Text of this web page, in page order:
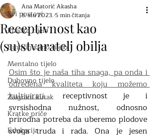
Svi postovi
Fizičko tijelo
Emocionalno tijelo
Mentalno tijelo
Duhovno tijelo
Zaigrani kutak
Kratke priče
Edukacija
Receptivnost kao
(su)stvaratelj obilja
Ana Matorić Akasha
8. stu 2023. 5 min čitanja
Osim što je naša tiha snaga, pa onda i
određena kvaliteta koju možemo
kultivirati, receptivnost je i
svrsishodna nužnost, odnosno
prirodna potreba da uberemo plodove
svoga truda i rada. Ona je jesen